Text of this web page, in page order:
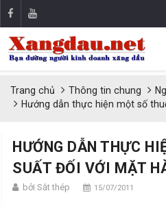
Trang chủ Thông tin chung
Hướng dẫn thực hiện một số
HƯỚNG DẪN THỰC
SUẤT ĐỐI VỚI MẶT
bởi Sắt thép 15/07/2011